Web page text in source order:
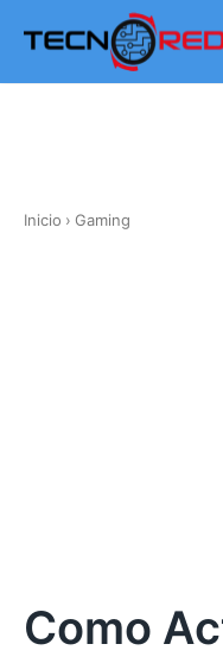
content
Inicio › Gaming
Como